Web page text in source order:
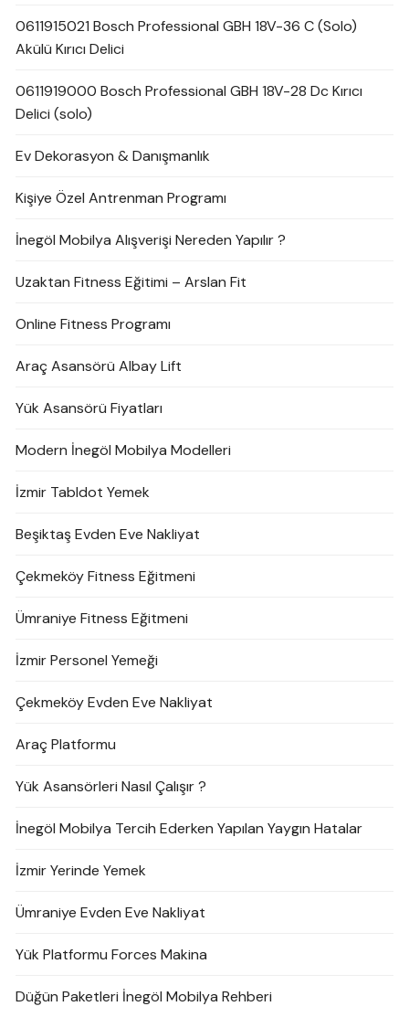
0611915021 Bosch Professional GBH 18V-36 C (Solo)
Akülü Kırıcı Delici
0611919000 Bosch Professional GBH 18V-28 Dc Kırıcı
Delici (solo)
Ev Dekorasyon & Danışmanlık
Kişiye Özel Antrenman Programı
İnegöl Mobilya Alışverişi Nereden Yapılır ?
Uzaktan Fitness Eğitimi – Arslan Fit
Online Fitness Programı
Araç Asansörü Albay Lift
Yük Asansörü Fiyatları
Modern İnegöl Mobilya Modelleri
İzmir Tabldot Yemek
Beşiktaş Evden Eve Nakliyat
Çekmeköy Fitness Eğitmeni
Ümraniye Fitness Eğitmeni
İzmir Personel Yemeği
Çekmeköy Evden Eve Nakliyat
Araç Platformu
Yük Asansörleri Nasıl Çalışır ?
İnegöl Mobilya Tercih Ederken Yapılan Yaygın Hatalar
İzmir Yerinde Yemek
Ümraniye Evden Eve Nakliyat
Yük Platformu Forces Makina
Düğün Paketleri İnegöl Mobilya Rehberi